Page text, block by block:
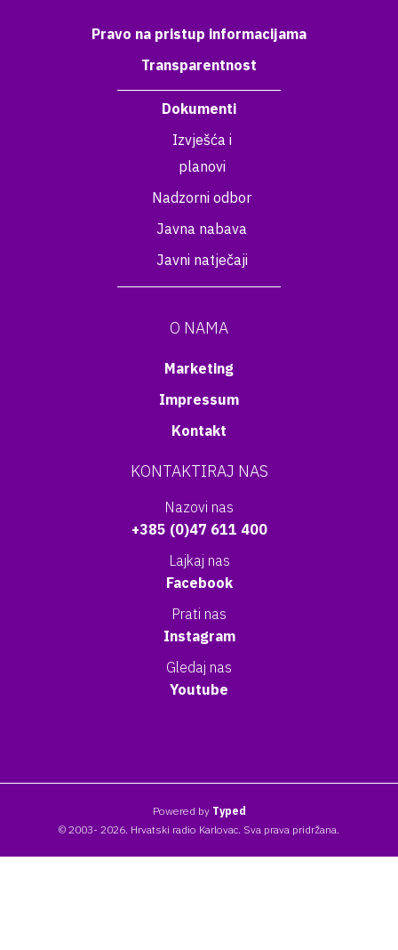
Pravo na pristup informacijama
Transparentnost
Dokumenti
Izvješća i
planovi
Nadzorni odbor
Javna nabava
Javni natječaji
O NAMA
Marketing
Impressum
Kontakt
KONTAKTIRAJ NAS
Nazovi nas
+385 (0)47 611 400
Lajkaj nas
Facebook
Prati nas
Instagram
Gledaj nas
Youtube
Powered by Typed
© 2003- 2026. Hrvatski radio Karlovac. Sva prava pridržana.